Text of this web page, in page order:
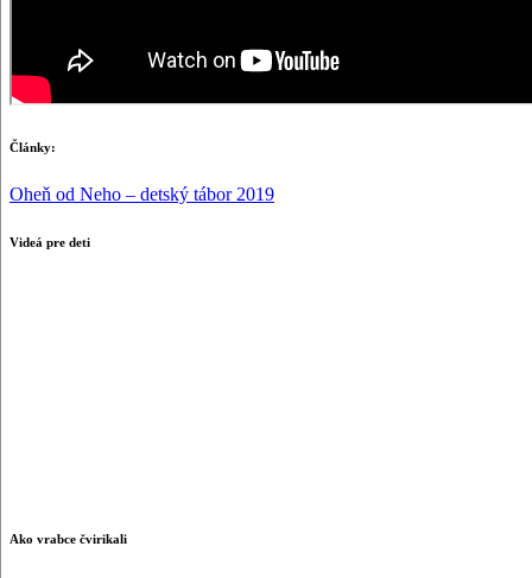
Články:
Oheň od Neho – detský tábor 2019
Videá pre deti
Ako vrabce čvirikali